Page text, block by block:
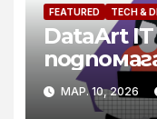
FEATURED TECH &
DataArt
развитие
МАР. 10, 2026